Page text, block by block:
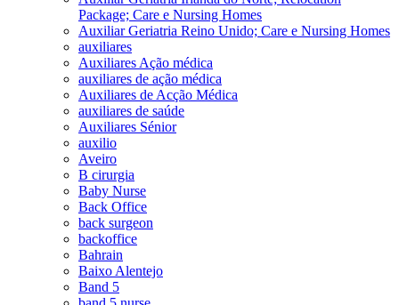
Package; Care e Nursing Homes
Auxiliar Geriatria Reino Unido; Care e Nursing Homes
auxiliares
Auxiliares Ação médica
auxiliares de ação médica
Auxiliares de Acção Médica
auxiliares de saúde
Auxiliares Sénior
auxilio
Aveiro
B cirurgia
Baby Nurse
Back Office
back surgeon
backoffice
Bahrain
Baixo Alentejo
Band 5